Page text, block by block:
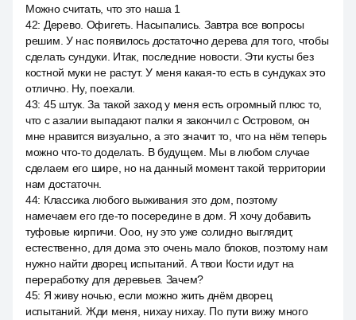
Можно считать, что это наша 1
42: Дерево. Офигеть. Насыпались. Завтра все вопросы
решим. У нас появилось достаточно дерева для того, чтобы
сделать сундуки. Итак, последние новости. Эти кусты без
костной муки не растут. У меня какая-то есть в сундуках это
отлично. Ну, поехали.
43: 45 штук. За такой заход у меня есть огромный плюс то,
что с азалии выпадают палки я закончил с Островом, он
мне нравится визуально, а это значит то, что на нём теперь
можно что-то доделать. В будущем. Мы в любом случае
сделаем его шире, но на данный момент такой территории
нам достаточн.
44: Классика любого выживания это дом, поэтому
намечаем его где-то посередине в дом. Я хочу добавить
туфовые кирпичи. Ооо, ну это уже солидно выглядит,
естественно, для дома это очень мало блоков, поэтому нам
нужно найти дворец испытаний. А твои Кости идут на
переработку для деревьев. Зачем?
45: Я живу ночью, если можно жить днём дворец
испытаний. Жди меня, нихау нихау. По пути вижу много